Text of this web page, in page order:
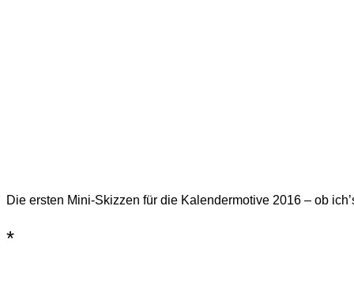
Die ersten Mini-Skizzen für die Kalendermotive 2016 – ob
*